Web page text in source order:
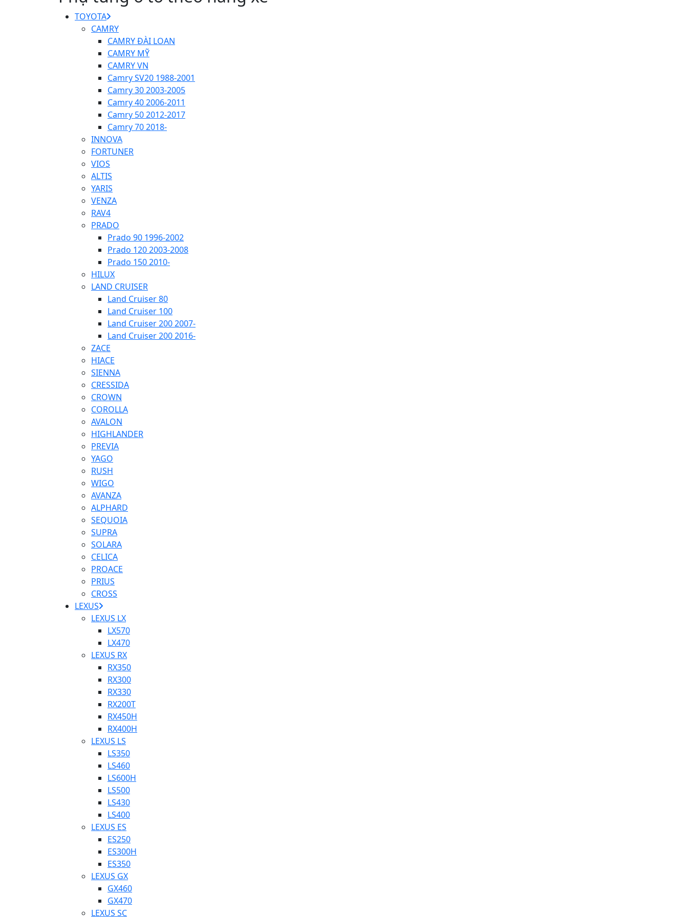
TOYOTA
CAMRY
CAMRY ĐÀI LOAN
CAMRY MỸ
CAMRY VN
Camry SV20 1988-2001
Camry 30 2003-2005
Camry 40 2006-2011
Camry 50 2012-2017
Camry 70 2018-
INNOVA
FORTUNER
VIOS
ALTIS
YARIS
VENZA
RAV4
PRADO
Prado 90 1996-2002
Prado 120 2003-2008
Prado 150 2010-
HILUX
LAND CRUISER
Land Cruiser 80
Land Cruiser 100
Land Cruiser 200 2007-
Land Cruiser 200 2016-
ZACE
HIACE
SIENNA
CRESSIDA
CROWN
COROLLA
AVALON
HIGHLANDER
PREVIA
YAGO
RUSH
WIGO
AVANZA
ALPHARD
SEQUOIA
SUPRA
SOLARA
CELICA
PROACE
PRIUS
CROSS
LEXUS
LEXUS LX
LX570
LX470
LEXUS RX
RX350
RX300
RX330
RX200T
RX450H
RX400H
LEXUS LS
LS350
LS460
LS600H
LS500
LS430
LS400
LEXUS ES
ES250
ES300H
ES350
LEXUS GX
GX460
GX470
LEXUS SC